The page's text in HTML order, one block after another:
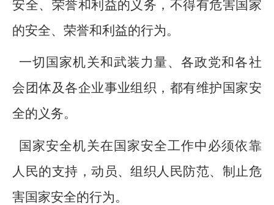
安全、荣誉和利益的义务，不得有危害国家
的安全、荣誉和利益的行为。
一切国家机关和武装力量、各政党和各社
会团体及各企业事业组织，都有维护国家安
全的义务。
国家安全机关在国家安全工作中必须依靠
人民的支持，动员、组织人民防范、制止危
害国家安全的行为。